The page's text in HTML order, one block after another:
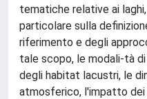
tematiche relative ai
particolare sulla
riferimento e degli
tale scopo, le modali-tà
degli habitat lacustri, le
atmosferico, l'impatto